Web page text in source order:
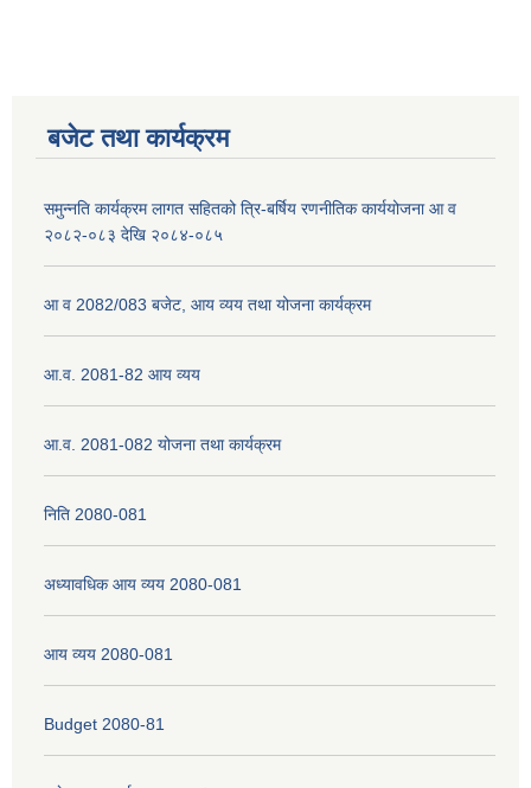
बजेट तथा कार्यक्रम
समुन्नति कार्यक्रम लागत सहितको त्रि-बर्षिय रणनीतिक कार्ययोजना आ व
२०८२-०८३ देखि २०८४-०८५
आ व 2082/083 बजेट, आय व्यय तथा योजना कार्यक्रम
आ.व. 2081-82 आय व्यय
आ.व. 2081-082 योजना तथा कार्यक्रम
निति 2080-081
अध्यावधिक आय व्यय 2080-081
आय व्यय 2080-081
Budget 2080-81